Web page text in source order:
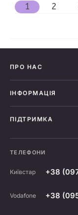
1 2
ПРО НАС
ІНФОРМАЦІЯ
ПІДТРИМКА
ТЕЛЕФОНИ
Київстар +38
Vodafone +38